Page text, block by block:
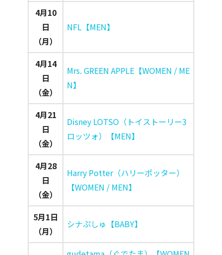
4月10
日
（月）
NFL【MEN】
4月14
日
（金）
Mrs. GREEN APPLE【WOMEN / ME
N】
4月21
日
（金）
Disney LOTSO（トイストーリー3
ロッツォ）【MEN】
4月28
日
（金）
Harry Potter（ハリーポッター）
【WOMEN / MEN】
5月1日
（月）
シナぷしゅ【BABY】